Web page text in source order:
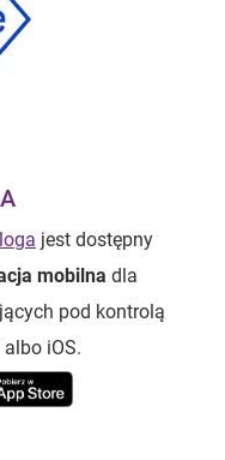
jest dostępny
mobilna dla
pod kontrolą
iOS.